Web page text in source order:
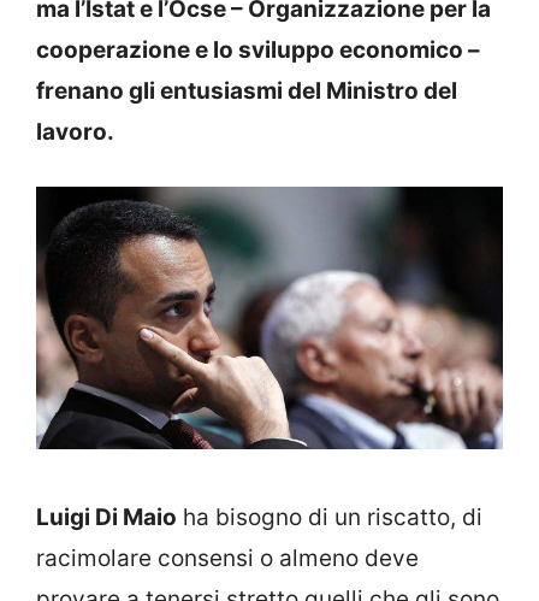
ma l’Istat e l’Ocse – Organizzazione per la
cooperazione e lo sviluppo economico –
frenano gli entusiasmi del Ministro del
lavoro.
Luigi Di Maio ha bisogno di un riscatto, di
racimolare consensi o almeno deve